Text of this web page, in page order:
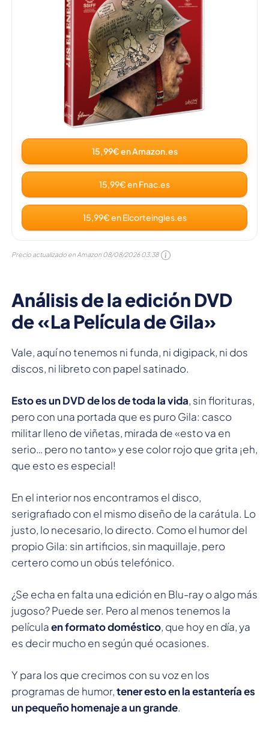
15,99€ en Amazon.es
15,99€ en Fnac.es
15,99€ en Elcorteingles.es
Precio actualizado en Amazon 08/08/2026 03:38
Análisis de la edición DVD
de «La Película de Gila»
Vale, aquí no tenemos ni funda, ni digipack, ni dos
discos, ni libreto con papel satinado.
Esto es un DVD de los de toda la vida, sin florituras,
pero con una portada que es puro Gila: casco
militar lleno de viñetas, mirada de «esto va en
serio… pero no tanto» y ese color rojo que grita ¡eh,
que esto es especial!
En el interior nos encontramos el disco,
serigrafiado con el mismo diseño de la carátula. Lo
justo, lo necesario, lo directo. Como el humor del
propio Gila: sin artificios, sin maquillaje, pero
certero como un obús telefónico.
¿Se echa en falta una edición en Blu-ray o algo más
jugoso? Puede ser. Pero al menos tenemos la
películaen formato doméstico, que hoy en día, ya
es decir mucho en según qué ocasiones.
Y para los que crecimos con su voz en los
programas de humor,tener esto en la estantería es
un pequeño homenaje a un grande.